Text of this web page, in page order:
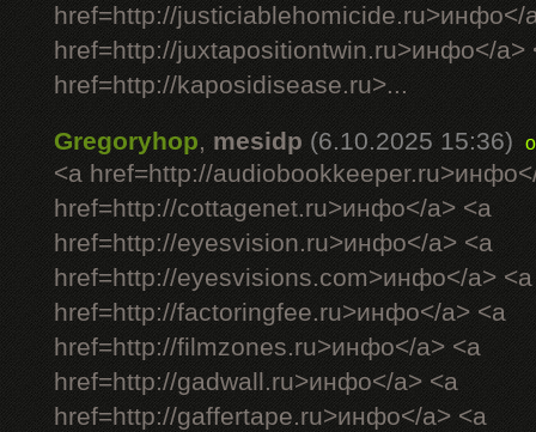
href=http://justiciablehomicide.ru>инфо</
href=http://juxtapositiontwin.ru>инфо</a>
href=http://kaposidisease.ru>...
Gregoryhop,mesidp (6.10.2025 15:36)
<a href=http://
href=http://cottagenet.ru>инфо</a> <a
href=http://eyesvision.ru>инфо</a> <a
href=http://eyesvisions.com>инфо</a> <a
href=http://factoringfee.ru>инфо</a> <a
href=http://filmzones.ru>инфо</a> <a
href=http://gadwall.ru>инфо</a> <a
href=http://gaffertape.ru>инфо</a> <a